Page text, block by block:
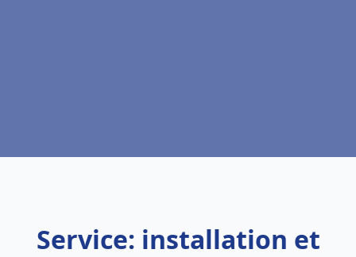
Service: installation et